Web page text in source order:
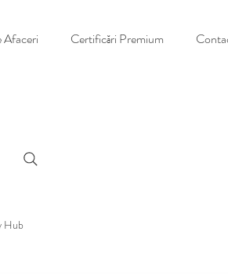
Afaceri Certificări Premium
Hub